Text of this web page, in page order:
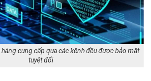
cung cấp qua các kênh đều được bảo mật
tuyệt đối